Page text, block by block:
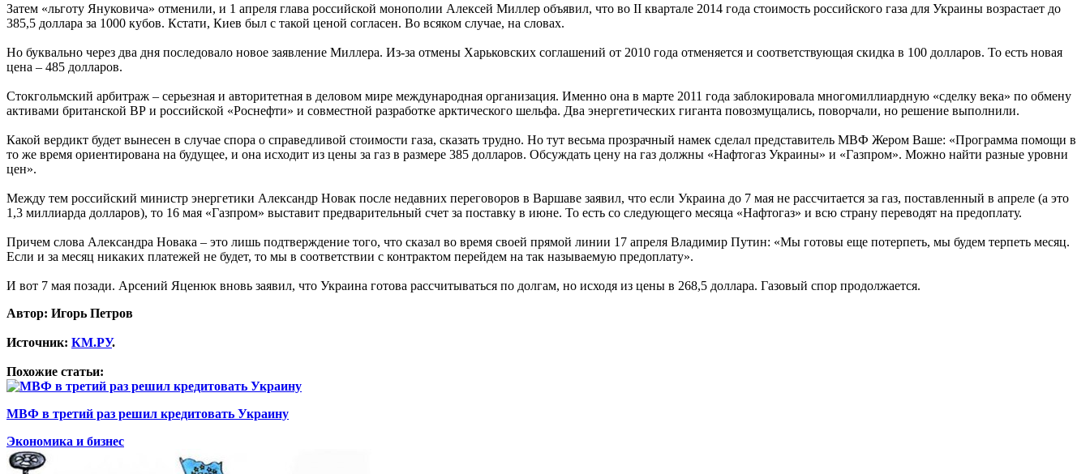
Затем «льготу Януковича» отменили, и 1 апреля глава российской монополии Алексей Миллер объявил, что во II квартале 2014 года стоимость российского газа для Украины возрастает до
385,5 доллара за 1000 кубов. Кстати, Киев был с такой ценой согласен. Во всяком случае, на словах.
Но буквально через два дня последовало новое заявление Миллера. Из-за отмены Харьковских соглашений от 2010 года отменяется и соответствующая скидка в 100 долларов. То есть новая
цена – 485 долларов.
Стокгольмский арбитраж – серьезная и авторитетная в деловом мире международная организация. Именно она в марте 2011 года заблокировала многомиллиардную «сделку века» по обмену
активами британской ВР и российской «Роснефти» и совместной разработке арктического шельфа. Два энергетических гиганта повозмущались, поворчали, но решение выполнили.
Какой вердикт будет вынесен в случае спора о справедливой стоимости газа, сказать трудно. Но тут весьма прозрачный намек сделал представитель МВФ Жером Ваше: «Программа помощи в
то же время ориентирована на будущее, и она исходит из цены за газ в размере 385 долларов. Обсуждать цену на газ должны «Нафтогаз Украины» и «Газпром». Можно найти разные уровни
цен».
Между тем российский министр энергетики Александр Новак после недавних переговоров в Варшаве заявил, что если Украина до 7 мая не рассчитается за газ, поставленный в апреле (а это
1,3 миллиарда долларов), то 16 мая «Газпром» выставит предварительный счет за поставку в июне. То есть со следующего месяца «Нафтогаз» и всю страну переводят на предоплату.
Причем слова Александра Новака – это лишь подтверждение того, что сказал во время своей прямой линии 17 апреля Владимир Путин: «Мы готовы еще потерпеть, мы будем терпеть месяц.
Если и за месяц никаких платежей не будет, то мы в соответствии с контрактом перейдем на так называемую предоплату».
И вот 7 мая позади. Арсений Яценюк вновь заявил, что Украина готова рассчитываться по долгам, но исходя из цены в 268,5 доллара. Газовый спор продолжается.
Автор: Игорь Петров
Источник: КМ.РУ.
Похожие статьи:
МВФ в третий раз решил кредитовать Украину
Экономика и бизнес